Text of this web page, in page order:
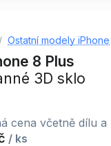
Ostatní modely iPhone
8 Plus
3D sklo
cena včetně dílu a
/ ks